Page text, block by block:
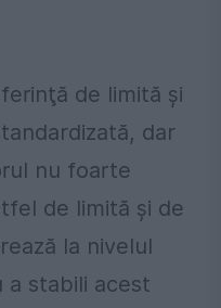
de limită şi
dar
nu foarte
de limită şi de
la nivelul
a stabili acest